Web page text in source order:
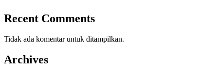
Recent Comments
Tidak ada komentar untuk ditampilkan.
Archives